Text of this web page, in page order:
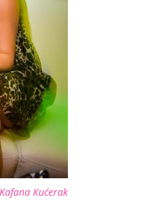
Kafana Kućerak